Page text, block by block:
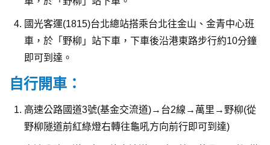
國光客運(1815)台北總站搭乘台北往金山、金青中心班
車，於「野柳」站下車，下車後沿港東路步行約10分鐘
即可到達。
自行開車：
高速公路國道3號(基金交流道)→台2線→萬里→野柳(從
野柳隧道前紅綠燈右轉往龜吼方向前行即可到達)